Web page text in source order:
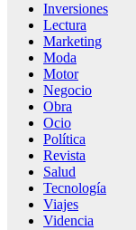
Inversiones
Lectura
Marketing
Moda
Motor
Negocio
Obra
Ocio
Política
Revista
Salud
Tecnología
Viajes
Videncia